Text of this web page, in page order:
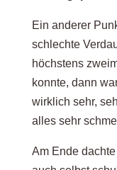
Ein anderer
schlechte
höchstens
konnte, dann
wirklich sehr,
alles sehr
Am Ende